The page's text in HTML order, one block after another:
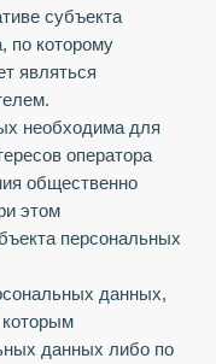
субъекта
по которому
являться
необходима для
оператора
общественно
этом
персональных
данных,
которым
данных либо по